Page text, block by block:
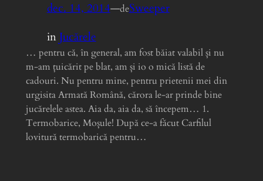
dec. 14, 2014—deSweeper
inJucărele
… pentru că, în general, am fost băiat valabil și nu
m-am țuicărit pe blat, am și io o mică listă de
cadouri. Nu pentru mine, pentru prietenii mei din
urgisita Armată Română, cărora le-ar prinde bine
jucărelele astea. Aia da, aia da, să începem… 1.
Termobarice, Moșule! După ce-a făcut Carfilul
lovitură termobarică pentru…